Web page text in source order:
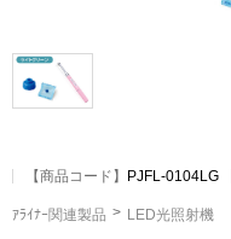
【商品コード】 PJFL-0104LG
ｱﾗｲﾅｰ関連製品 LED光照射機